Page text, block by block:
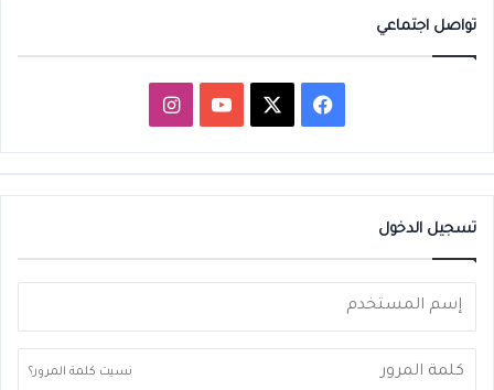
تواصل اجتماعي
فيسبوك ‫YouTubeانستقرام
تسجيل الدخول
نسيت كلمة المرور؟